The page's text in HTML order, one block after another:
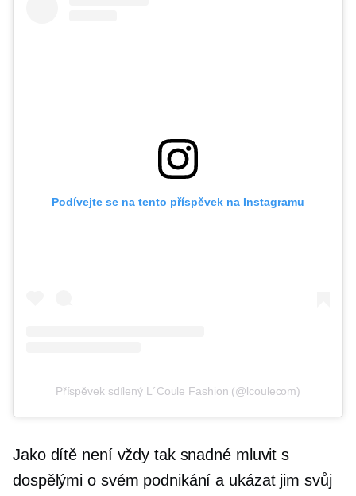
Podívejte se na tento příspěvek na Instagramu
Příspěvek sdílený L´Coule Fashion (@lcoulecom)
Jako dítě není vždy tak snadné mluvit s
dospělými o svém podnikání a ukázat jim svůj